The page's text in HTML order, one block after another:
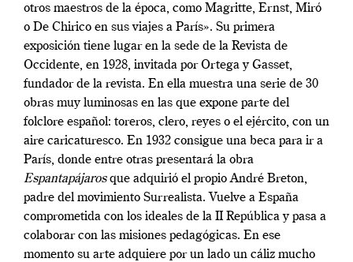
otros maestros de la época, como Magritte, Ernst, Miró
o De Chirico en sus viajes a París». Su primera
exposición tiene lugar en la sede de la Revista de
Occidente, en 1928, invitada por Ortega y Gasset,
fundador de la revista. En ella muestra una serie de 30
obras muy luminosas en las que expone parte del
folclore español: toreros, clero, reyes o el ejército, con un
aire caricaturesco. En 1932 consigue una beca para ir a
París, donde entre otras presentará la obra
Espantapájarosque adquirió el propio André Breton,
padre del movimiento Surrealista. Vuelve a España
comprometida con los ideales de la II República y pasa a
colaborar con las misiones pedagógicas. En ese
momento su arte adquiere por un lado un cáliz mucho